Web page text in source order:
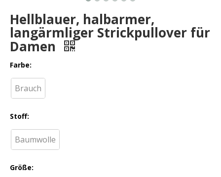
Hellblauer, halbarmer,
langärmliger Strickpullover für
Damen
Farbe:
Brauch
Stoff:
Baumwolle
Größe: